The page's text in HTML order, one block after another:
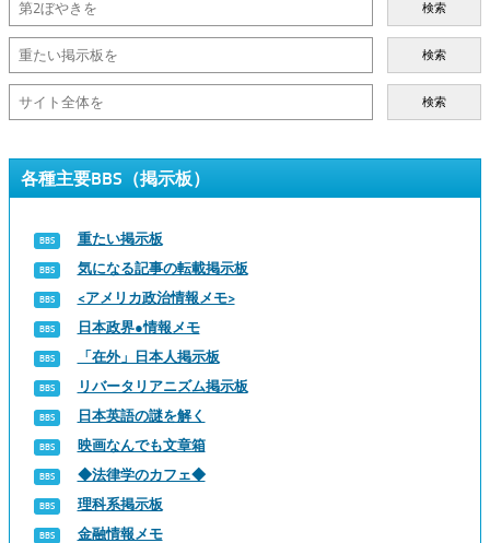
検索
検索
検索
各種主要BBS（掲示板）
重たい掲示板
気になる記事の転載掲示板
<アメリカ政治情報メモ>
日本政界●情報メモ
「在外」日本人掲示板
リバータリアニズム掲示板
日本英語の謎を解く
映画なんでも文章箱
◆法律学のカフェ◆
理科系掲示板
金融情報メモ